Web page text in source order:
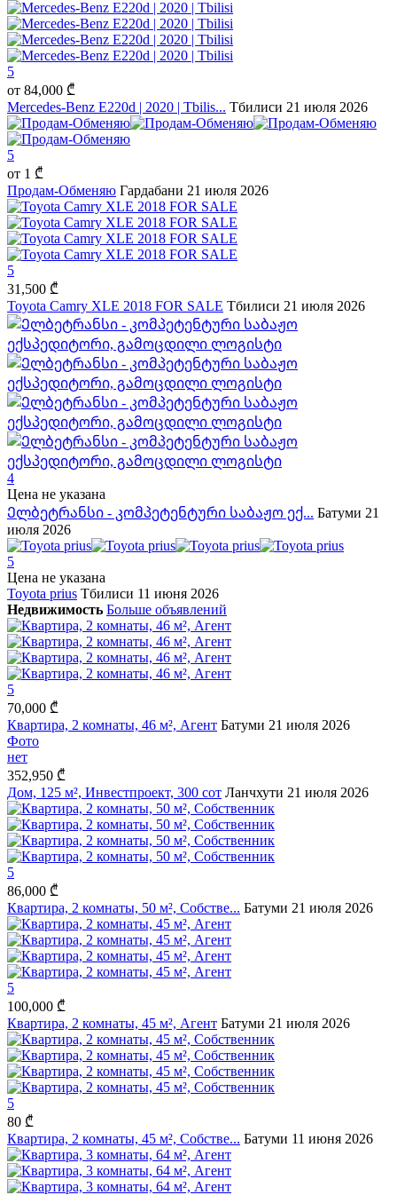
5
от 84,000 ₾
Mercedes-Benz E220d | 2020 | Tbilis... Тбилиси 21 июля 2026
5
от 1 ₾
Продам-Обменяю Гардабани 21 июля 2026
5
31,500 ₾
Toyota Camry XLE 2018 FOR SALE Тбилиси 21 июля 2026
4
Цена не указана
Ელბეტრანსი - კომპეტენტური საბაჟო ექ... Батуми 21
июля 2026
5
Цена не указана
Toyota prius Тбилиси 11 июня 2026
Недвижимость Больше объявлений
5
70,000 ₾
Квартира, 2 комнаты, 46 м², Агент Батуми 21 июля 2026
Фото
нет
352,950 ₾
Дом, 125 м², Инвестпроект, 300 сот Ланчхути 21 июля 2026
5
86,000 ₾
Квартира, 2 комнаты, 50 м², Собстве... Батуми 21 июля 2026
5
100,000 ₾
Квартира, 2 комнаты, 45 м², Агент Батуми 21 июля 2026
5
80 ₾
Квартира, 2 комнаты, 45 м², Собстве... Батуми 11 июня 2026